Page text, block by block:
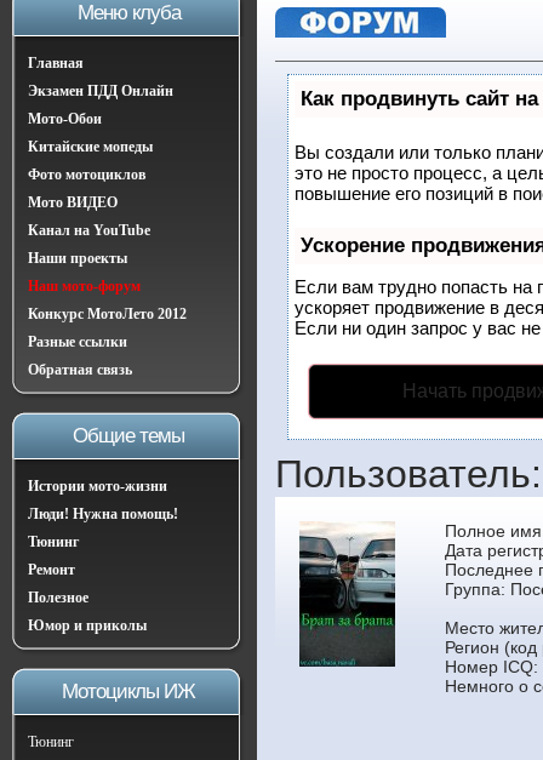
Меню клуба
Главная
Экзамен ПДД Онлайн
Мото-Обои
Китайские мопеды
Фото мотоциклов
Мото ВИДЕО
Канал на YouTube
Наши проекты
Наш мото-форум
Конкурс МотоЛето 2012
Разные ссылки
Обратная связь
Общие темы
Истории мото-жизни
Люди! Нужна помощь!
Тюнинг
Ремонт
Полезное
Юмор и приколы
Мотоциклы ИЖ
Тюнинг
Как продвинуть сайт
Вы создали или только
это не просто процесс, а
повышение его позиций в
Ускорение
Если вам трудно попасть на
ускоряет продвижение в
Если ни один запрос у вас
Начать
Полное
Дата
Последнее
Группа:
Место
Регион (код
Номер ICQ:
Немного о